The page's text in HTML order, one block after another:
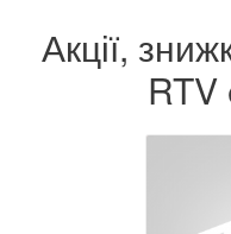
Акції,
RTV